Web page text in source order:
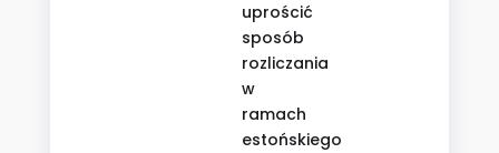
uprościć
sposób
rozliczania
w
ramach
estońskiego